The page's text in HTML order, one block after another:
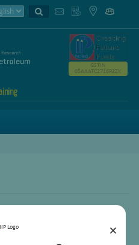
×
GSTIN
05AAATC2716R2ZK